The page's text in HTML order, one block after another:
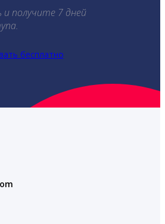
и получите 7 дней
бесплатно